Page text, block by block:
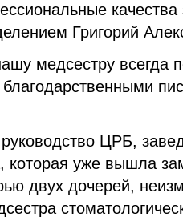
Григорий
медсестру всегда
ЦРБ,
которая уже вышла
двух дочерей,